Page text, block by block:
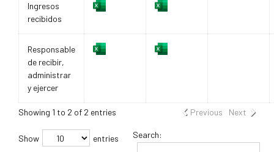
Ingresos
recibidos
Responsable
de recibir,
administrar
y ejercer
Showing 1 to 2 of 2 entries Previous Next
Show entries Search: